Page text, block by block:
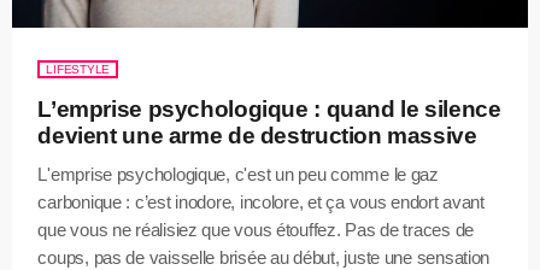
LIFESTYLE
L’emprise psychologique : quand le silence
devient une arme de destruction massive
L'emprise psychologique, c'est un peu comme le gaz
carbonique : c’est inodore, incolore, et ça vous endort avant
que vous ne réalisiez que vous étouffez. Pas de traces de
coups, pas de vaisselle brisée au début, juste une sensation